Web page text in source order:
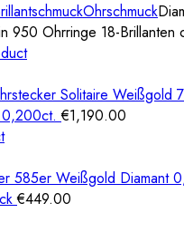
Ohrschmuck
950 Ohrringe 18-
Solitaire Weißgold
€1,190.00
585er Weißgold Diamant
€449.00